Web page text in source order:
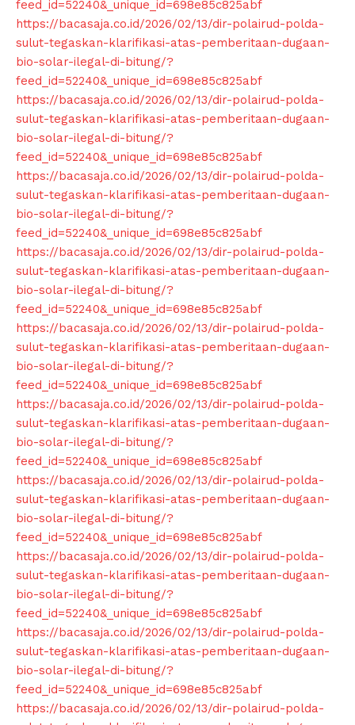
feed_id=52240&_unique_id=698e85c825abf
https://bacasaja.co.id/2026/02/13/dir-polairud-polda-
sulut-tegaskan-klarifikasi-atas-pemberitaan-dugaan-
bio-solar-ilegal-di-bitung/?
feed_id=52240&_unique_id=698e85c825abf
https://bacasaja.co.id/2026/02/13/dir-polairud-polda-
sulut-tegaskan-klarifikasi-atas-pemberitaan-dugaan-
bio-solar-ilegal-di-bitung/?
feed_id=52240&_unique_id=698e85c825abf
https://bacasaja.co.id/2026/02/13/dir-polairud-polda-
sulut-tegaskan-klarifikasi-atas-pemberitaan-dugaan-
bio-solar-ilegal-di-bitung/?
feed_id=52240&_unique_id=698e85c825abf
https://bacasaja.co.id/2026/02/13/dir-polairud-polda-
sulut-tegaskan-klarifikasi-atas-pemberitaan-dugaan-
bio-solar-ilegal-di-bitung/?
feed_id=52240&_unique_id=698e85c825abf
https://bacasaja.co.id/2026/02/13/dir-polairud-polda-
sulut-tegaskan-klarifikasi-atas-pemberitaan-dugaan-
bio-solar-ilegal-di-bitung/?
feed_id=52240&_unique_id=698e85c825abf
https://bacasaja.co.id/2026/02/13/dir-polairud-polda-
sulut-tegaskan-klarifikasi-atas-pemberitaan-dugaan-
bio-solar-ilegal-di-bitung/?
feed_id=52240&_unique_id=698e85c825abf
https://bacasaja.co.id/2026/02/13/dir-polairud-polda-
sulut-tegaskan-klarifikasi-atas-pemberitaan-dugaan-
bio-solar-ilegal-di-bitung/?
feed_id=52240&_unique_id=698e85c825abf
https://bacasaja.co.id/2026/02/13/dir-polairud-polda-
sulut-tegaskan-klarifikasi-atas-pemberitaan-dugaan-
bio-solar-ilegal-di-bitung/?
feed_id=52240&_unique_id=698e85c825abf
https://bacasaja.co.id/2026/02/13/dir-polairud-polda-
sulut-tegaskan-klarifikasi-atas-pemberitaan-dugaan-
bio-solar-ilegal-di-bitung/?
feed_id=52240&_unique_id=698e85c825abf
https://bacasaja.co.id/2026/02/13/dir-polairud-polda-